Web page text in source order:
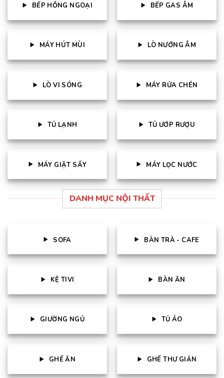
BẾP HỒNG NGOẠI BẾP GAS ÂM
MÁY HÚT MÙI LÒ NƯỚNG ÂM
LÒ VI SÓNG MÁY RỬA CHÉN
TỦ LẠNH TỦ ƯỚP RƯỢU
MÁY GIẶT SẤY MÁY LỌC NƯỚC
DANH MỤC NỘI THẤT
SOFA BÀN TRÀ - CAFE
KỆ TIVI BÀN ĂN
GIƯỜNG NGỦ TỦ ÁO
GHẾ ĂN GHẾ THƯ GIẢN